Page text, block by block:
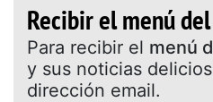
Recibir el menú
Para recibir el menú
y sus noticias
dirección email.